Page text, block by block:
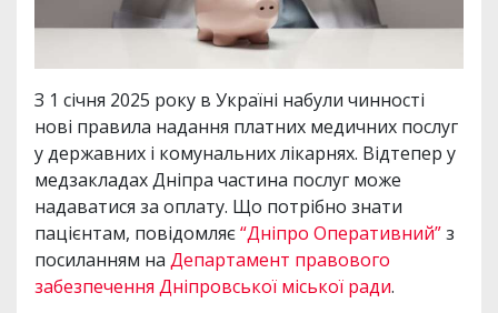
З 1 січня 2025 року в Україні набули чинності
нові правила надання платних медичних послуг
у державних і комунальних лікарнях. Відтепер у
медзакладах Дніпра частина послуг може
надаватися за оплату. Що потрібно знати
пацієнтам, повідомляє“Дніпро Оперативний”з
посиланням на Департамент правового
забезпечення Дніпровської міської ради.